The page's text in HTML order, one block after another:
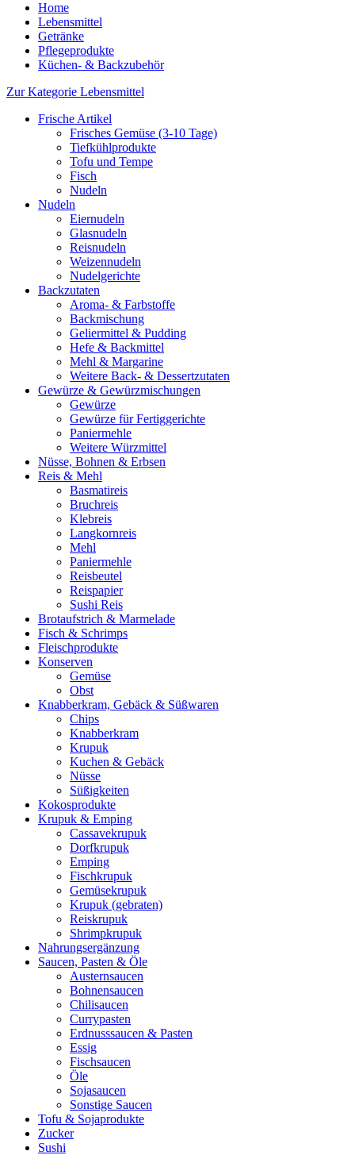
Home
Lebensmittel
Getränke
Pflegeprodukte
Küchen- & Backzubehör
Zur Kategorie Lebensmittel
Frische Artikel
Frisches Gemüse (3-10 Tage)
Tiefkühlprodukte
Tofu und Tempe
Fisch
Nudeln
Nudeln
Eiernudeln
Glasnudeln
Reisnudeln
Weizennudeln
Nudelgerichte
Backzutaten
Aroma- & Farbstoffe
Backmischung
Geliermittel & Pudding
Hefe & Backmittel
Mehl & Margarine
Weitere Back- & Dessertzutaten
Gewürze & Gewürzmischungen
Gewürze
Gewürze für Fertiggerichte
Paniermehle
Weitere Würzmittel
Nüsse, Bohnen & Erbsen
Reis & Mehl
Basmatireis
Bruchreis
Klebreis
Langkornreis
Mehl
Paniermehle
Reisbeutel
Reispapier
Sushi Reis
Brotaufstrich & Marmelade
Fisch & Schrimps
Fleischprodukte
Konserven
Gemüse
Obst
Knabberkram, Gebäck & Süßwaren
Chips
Knabberkram
Krupuk
Kuchen & Gebäck
Nüsse
Süßigkeiten
Kokosprodukte
Krupuk & Emping
Cassavekrupuk
Dorfkrupuk
Emping
Fischkrupuk
Gemüsekrupuk
Krupuk (gebraten)
Reiskrupuk
Shrimpkrupuk
Nahrungsergänzung
Saucen, Pasten & Öle
Austernsaucen
Bohnensaucen
Chilisaucen
Currypasten
Erdnusssaucen & Pasten
Essig
Fischsaucen
Öle
Sojasaucen
Sonstige Saucen
Tofu & Sojaprodukte
Zucker
Sushi